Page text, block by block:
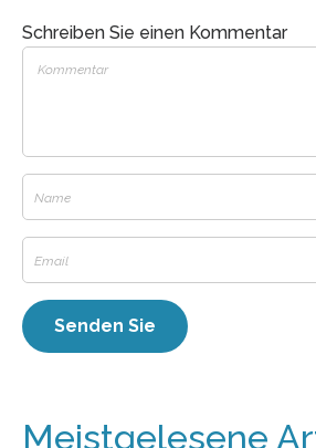
Schreiben Sie einen Kommentar
Meistgelesene